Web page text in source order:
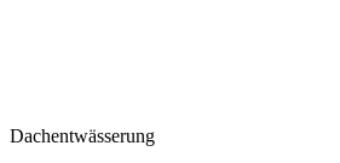
Dachentwässerung